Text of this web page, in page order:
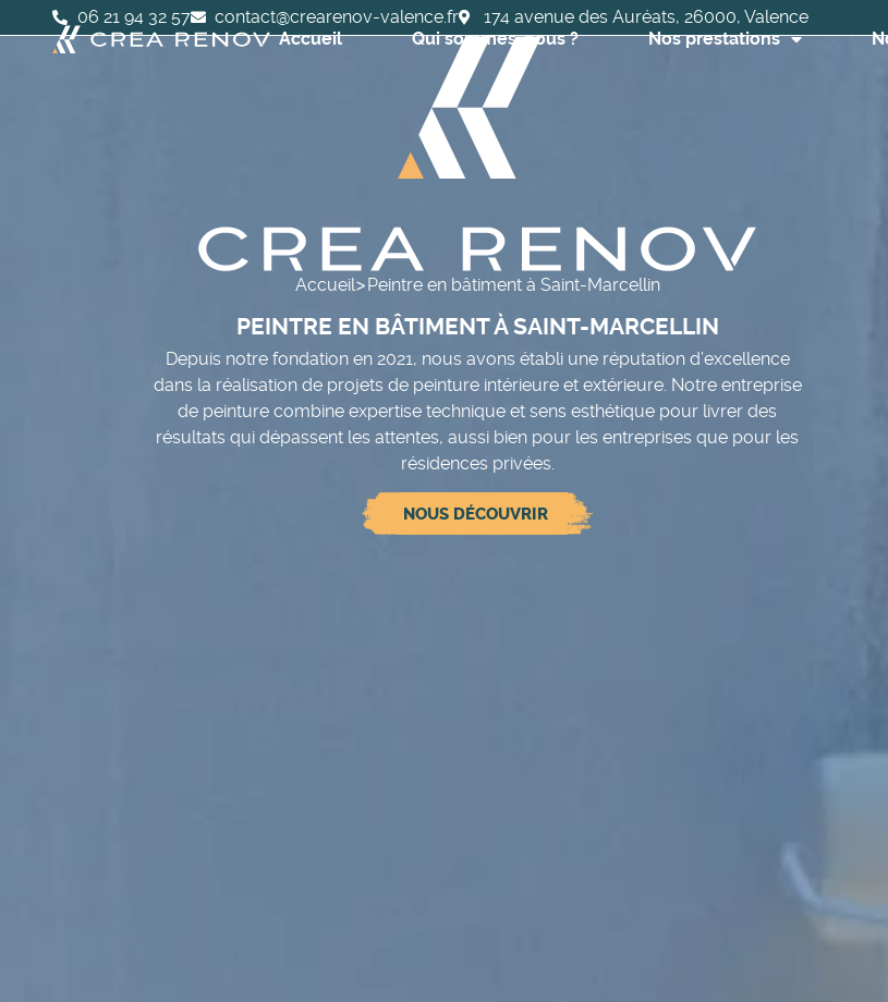
06 21 94 32 57 contact@crearenov-valence.fr
174 avenue des Auréats, 26000, Valence
Accueil
Qui sommes-nous ? Nos prestations
Accueil>Peintre en bâtiment à Saint-Marcellin
PEINTRE EN BÂTIMENT À SAINT-MARCELLIN
Depuis notre fondation en 2021, nous avons établi une réputation d’excellence
dans la réalisation de projets de peinture intérieure et extérieure. Notre entreprise
de peinture combine expertise technique et sens esthétique pour livrer des
résultats qui dépassent les attentes, aussi bien pour les entreprises que pour les
résidences privées.
NOUS DÉCOUVRIR